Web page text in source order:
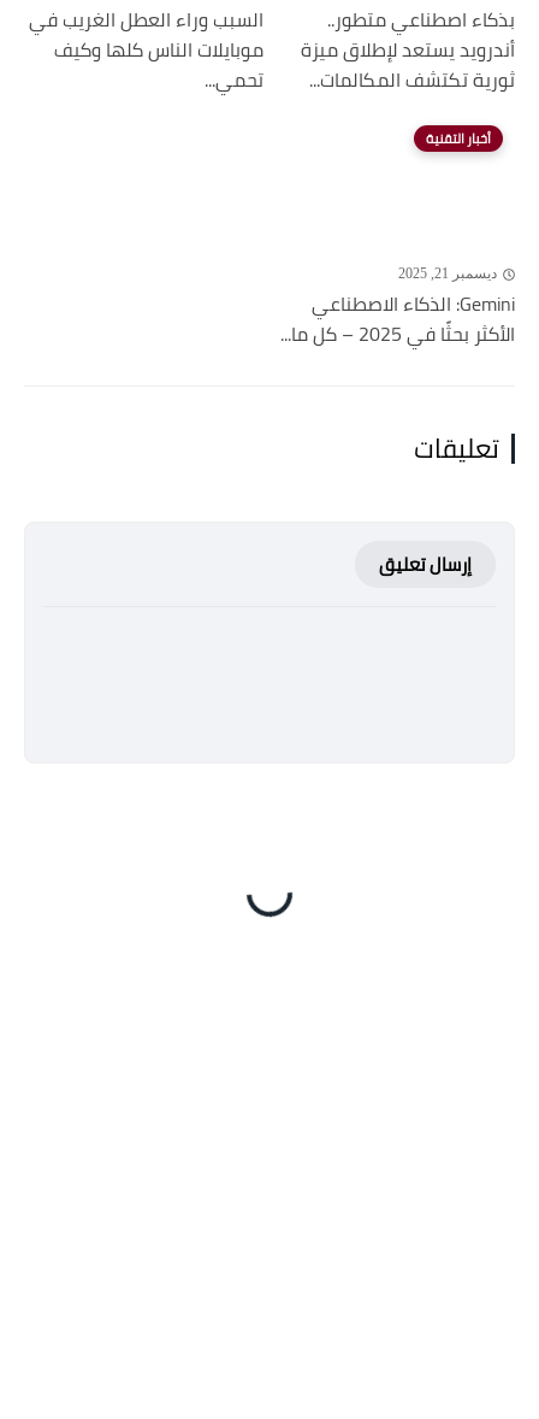
بذكاء اصطناعي متطور..
أندرويد يستعد لإطلاق ميزة
ثورية تكتشف المكالمات...
السبب وراء العطل الغريب في
موبايلات الناس كلها وكيف
تحمي...
أخبار التقنية
ديسمبر 21, 2025
Gemini: الذكاء الاصطناعي
الأكثر بحثًا في 2025 – كل ما...
تعليقات
إرسال تعليق